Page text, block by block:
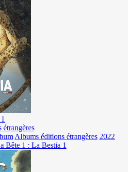
Albums éditions étrangères 2022
Bête 1 : La Bestia 1